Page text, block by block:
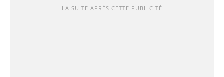
LA SUITE APRÈS CETTE PUBLICITÉ